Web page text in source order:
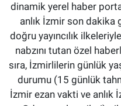
dinamik yerel haber
anlık İzmir son dakika
doğru yayıncılık
nabzını tutan özel
sıra, İzmirlilerin günlük
durumu (15 günlük
İzmir ezan vakti ve anlık